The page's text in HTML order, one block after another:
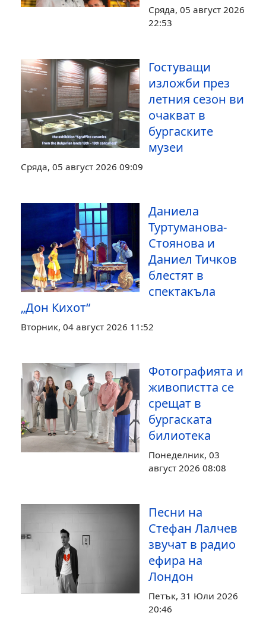
Сряда, 05 август 2026
22:53
Гостуващи
изложби през
летния сезон ви
очакват в
бургаските
музеи
Сряда, 05 август 2026 09:09
Даниела
Туртуманова-
Стоянова и
Даниел Тичков
блестят в
спектакъла
„Дон Кихот“
Вторник, 04 август 2026 11:52
Фотографията и
живопистта се
срещат в
бургаската
билиотека
Понеделник, 03
август 2026 08:08
Песни на
Стефан Лалчев
звучат в радио
ефира на
Лондон
Петък, 31 Юли 2026
20:46